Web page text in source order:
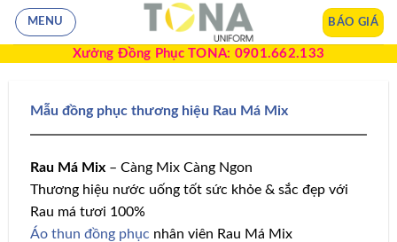
MENU BÁO GIÁ
Xưởng Đồng Phục TONA: 0901.662.133
Mẫu đồng phục thương hiệu Rau Má Mix
Rau Má Mix – Càng Mix Càng Ngon
Thương hiệu nước uống tốt sức khỏe & sắc đẹp với
Rau má tươi 100%
Áo thun đồng phục nhân viên Rau Má Mix